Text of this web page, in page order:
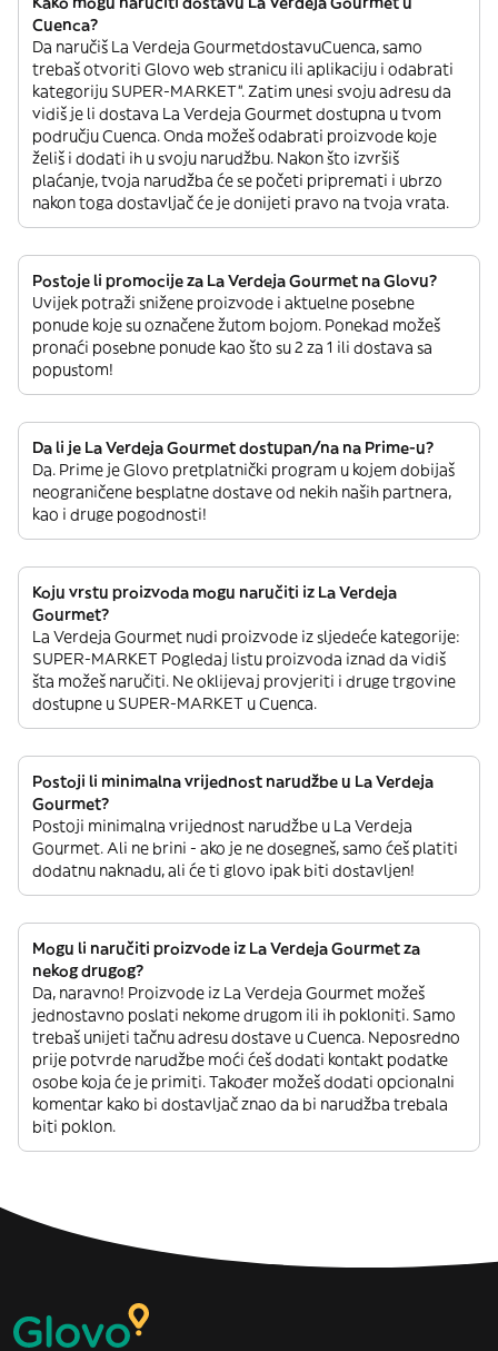
Cuenca?
Da naručiš La Verdeja GourmetdostavuCuenca, samo
trebaš otvoriti Glovo web stranicu ili aplikaciju i odabrati
kategoriju SUPER-MARKET”. Zatim unesi svoju adresu da
vidiš je li dostava La Verdeja Gourmet dostupna u tvom
području Cuenca. Onda možeš odabrati proizvode koje
želiš i dodati ih u svoju narudžbu. Nakon što izvršiš
plaćanje, tvoja narudžba će se početi pripremati i ubrzo
nakon toga dostavljač će je donijeti pravo na tvoja vrata.
Postoje li promocije za La Verdeja Gourmet na Glovu?
Uvijek potraži snižene proizvode i aktuelne posebne
ponude koje su označene žutom bojom. Ponekad možeš
pronaći posebne ponude kao što su 2 za 1 ili dostava sa
popustom!
Da li je La Verdeja Gourmet dostupan/na na Prime-u?
Da. Prime je Glovo pretplatnički program u kojem dobijaš
neograničene besplatne dostave od nekih naših partnera,
kao i druge pogodnosti!
Koju vrstu proizvoda mogu naručiti iz La Verdeja
Gourmet?
La Verdeja Gourmet nudi proizvode iz sljedeće kategorije:
SUPER-MARKET Pogledaj listu proizvoda iznad da vidiš
šta možeš naručiti. Ne oklijevaj provjeriti i druge trgovine
dostupne u SUPER-MARKET u Cuenca.
Postoji li minimalna vrijednost narudžbe u La Verdeja
Gourmet?
Postoji minimalna vrijednost narudžbe u La Verdeja
Gourmet. Ali ne brini - ako je ne dosegneš, samo ćeš platiti
dodatnu naknadu, ali će ti glovo ipak biti dostavljen!
Mogu li naručiti proizvode iz La Verdeja Gourmet za
nekog drugog?
Da, naravno! Proizvode iz La Verdeja Gourmet možeš
jednostavno poslati nekome drugom ili ih pokloniti. Samo
trebaš unijeti tačnu adresu dostave u Cuenca. Neposredno
prije potvrde narudžbe moći ćeš dodati kontakt podatke
osobe koja će je primiti. Također možeš dodati opcionalni
komentar kako bi dostavljač znao da bi narudžba trebala
biti poklon.